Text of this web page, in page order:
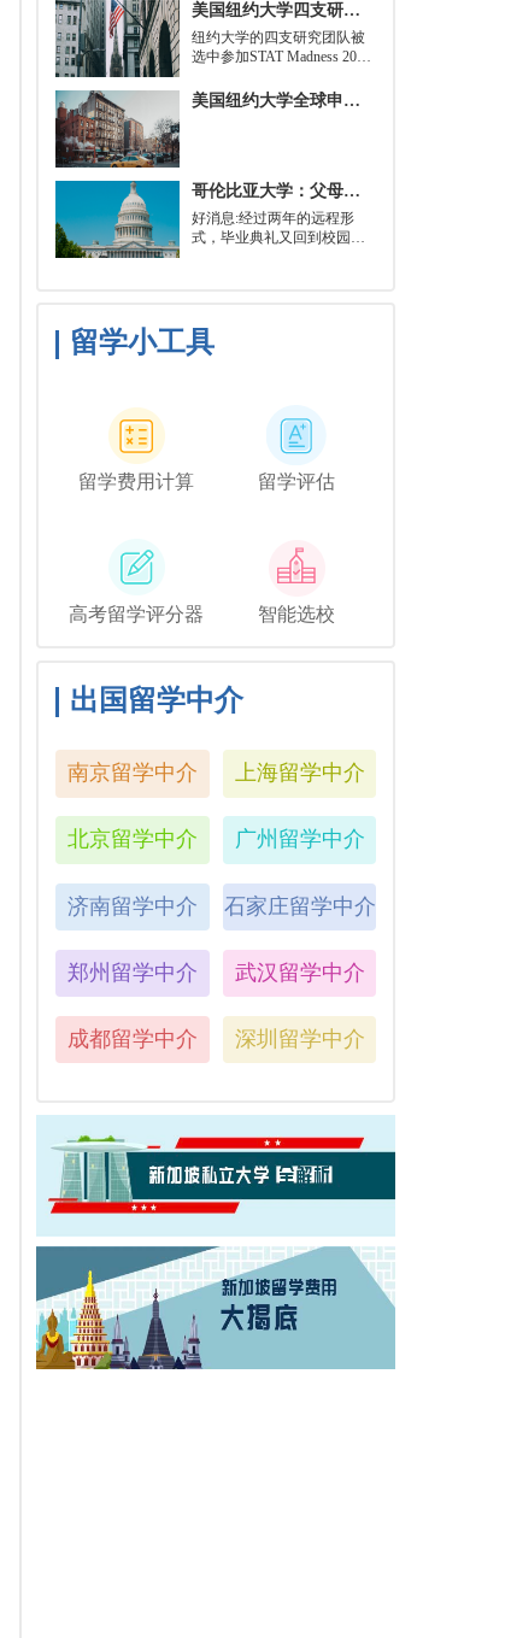
下，你只需要一个理论基础
就可以开始就读这类项目：
即先参加几门先修课程，通
常包括程序语言，如
Python、微积分和计算机科
学相关课程。
美国纽约大学四支研究团队被选中参加STAT Madness 2022竞赛
​纽约大学的四支研究团队被
选中参加STAT Madness 2022
三月疯狂启发的健康和科学
美国纽约大学全球申请群体规模不断扩大
哥伦比亚大学：父母参加毕业典礼可以做什么？
好消息:经过两年的远程形
式，毕业典礼又回到校园了!
旅行，或者如果你想和你的
朋友们共度时光，也许你可
留学小工具
留学费用计算 留学评估
高考留学评分器 智能选校
出国留学中介
南京留学中介 上海留学中介
北京留学中介 广州留学中介
济南留学中介 石家庄留学中介
郑州留学中介 武汉留学中介
成都留学中介 深圳留学中介